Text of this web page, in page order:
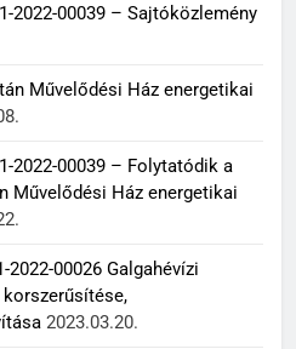
2022-00039 – Sajtóközlemény
Művelődési Ház energetikai
2022-00039 – Folytatódik a
Művelődési Ház energetikai
2022-00026 Galgahévízi
2023.03.20.